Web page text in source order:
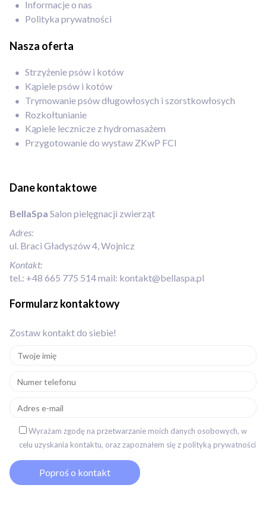
Informacje o nas
Polityka prywatności
Nasza oferta
Strzyżenie psów i kotów
Kąpiele psów i kotów
Trymowanie psów długowłosych i szorstkowłosych
Rozkołtunianie
Kąpiele lecznicze z hydromasażem
Przygotowanie do wystaw ZKwP FCI
Dane kontaktowe
BellaSpa Salon pielęgnacji zwierząt
Adres:
ul. Braci Gładyszów 4, Wojnicz
Kontakt:
tel.: +48 665 775 514mail: kontakt@bellaspa.pl
Formularz kontaktowy
Zostaw kontakt do siebie!
Wyrażam zgodę na przetwarzanie moich danych osobowych, w
celu uzyskania kontaktu, oraz zapoznałem się z polityką prywatności